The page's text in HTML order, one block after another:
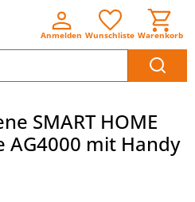
Anmelden Wunschliste Warenkorb
SMART HOME
AG4000 mit Handy